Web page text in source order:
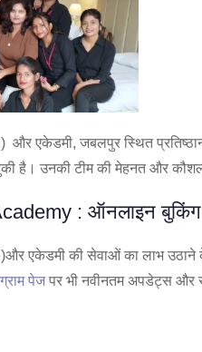
एकेडमी, जबलपुर स्थित प्रतिष्ठान
है। उनकी टीम की मेहनत और
: ऑनलाइन
एकेडमी की सेवाओं का लाभ
पेजपर भी नवीनतम अपडेट्स और